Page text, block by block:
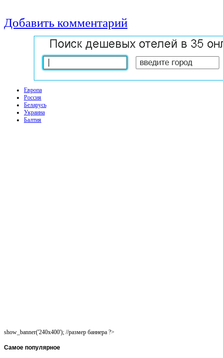
Добавить комментарий
Европа
Россия
Беларусь
Украина
Балтия
show_banner('240x400'); //размер баннера ?>
Самое популярное